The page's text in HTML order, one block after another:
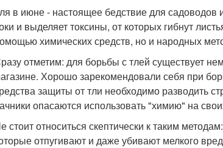
в июне - настоящее бедствие для садоводов
и выделяет токсины, от которых гибнут
химических средств, но и народных
отметим: для борьбы с тлей существует
Хорошо зарекомендовали себя при
защиты от тли необходимо разводить
опасаются использовать "химию" на
стоит относиться скептически к таким
отпугивают и даже убивают мелкого